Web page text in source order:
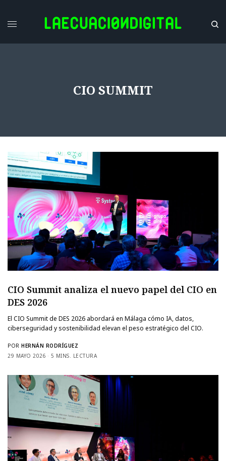
CIO SUMMIT
CIO Summit analiza el nuevo papel del CIO en
DES 2026
El CIO Summit de DES 2026 abordará en Málaga cómo IA, datos,
ciberseguridad y sostenibilidad elevan el peso estratégico del CIO.
POR HERNÁN RODRÍGUEZ
29 MAYO 2026
5 MINS. LECTURA